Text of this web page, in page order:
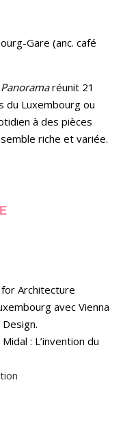
Gare (anc. café
Panoramaréunit 21
du Luxembourg ou
à des pièces
riche et variée.
Architecture
avec Vienna
: L’invention du